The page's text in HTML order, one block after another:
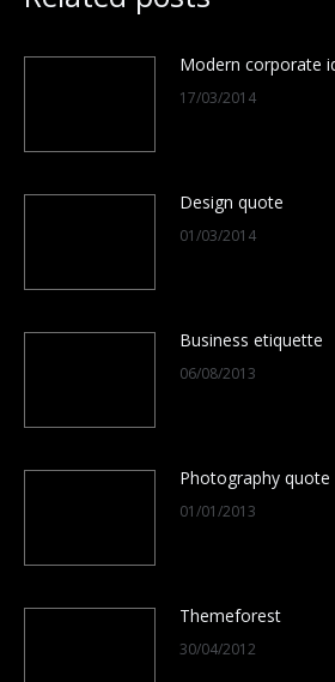
Modern corporate
17/03/2014
Design quote
01/03/2014
Business etiquette
06/08/2013
Photography quote
01/01/2013
Themeforest
30/04/2012